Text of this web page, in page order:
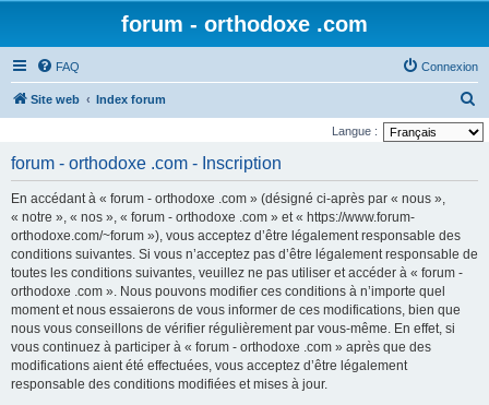
forum - orthodoxe .com
FAQ Connexion
Site web Index forum
e
Langue :
forum - orthodoxe .com - Inscription
En accédant à « forum - orthodoxe .com » (désigné ci-après par « nous »,
« notre », « nos », « forum - orthodoxe .com » et « https://www.forum-
orthodoxe.com/~forum »), vous acceptez d’être légalement responsable des
conditions suivantes. Si vous n’acceptez pas d’être légalement responsable de
toutes les conditions suivantes, veuillez ne pas utiliser et accéder à « forum -
orthodoxe .com ». Nous pouvons modifier ces conditions à n’importe quel
moment et nous essaierons de vous informer de ces modifications, bien que
nous vous conseillons de vérifier régulièrement par vous-même. En effet, si
vous continuez à participer à « forum - orthodoxe .com » après que des
modifications aient été effectuées, vous acceptez d’être légalement
responsable des conditions modifiées et mises à jour.